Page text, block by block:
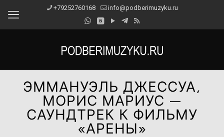
+79252760168 info@podberimuzyku.ru
ЭММАНУЭЛЬ ДЖЕССУА,
МОРИС МАРИУС —
САУНДТРЕК К ФИЛЬМУ
«АРЕНЫ»